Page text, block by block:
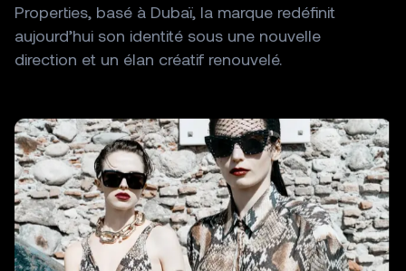
Properties, basé à Dubaï, la marque redéfinit
aujourd’hui son identité sous une nouvelle
direction et un élan créatif renouvelé.